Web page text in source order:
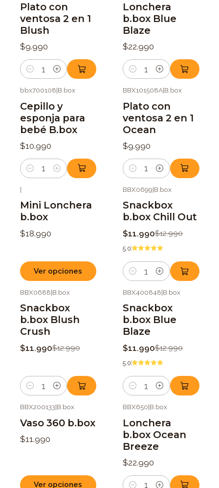
Plato con
ventosa 2 en 1
Blush
$9.990
Cantidad
Lonchera
b.box Blue
Blaze
$22.990
Cantidad
bbx700108|B.box
Cepillo y
esponja para
bebé B.box
$10.990
Cantidad
BBX101508A|B.box
Plato con
ventosa 2 en 1
Ocean
$9.990
Cantidad
|
Mini Lonchera
b.box
$18.990
Ver opciones
BBX0699|B.box
Snackbox
b.box Chill Out
$11.990$12.990
5.0
Cantidad
BBX0688|B.box
Snackbox
b.box Blush
Crush
$11.990$12.990
Cantidad
BBX400848|B.box
Snackbox
b.box Blue
Blaze
$11.990$12.990
5.0
Cantidad
BBX200133|B.box
Vaso 360 b.box
$11.990
Ver opciones
BBX650|B.box
Lonchera
b.box Ocean
Breeze
$22.990